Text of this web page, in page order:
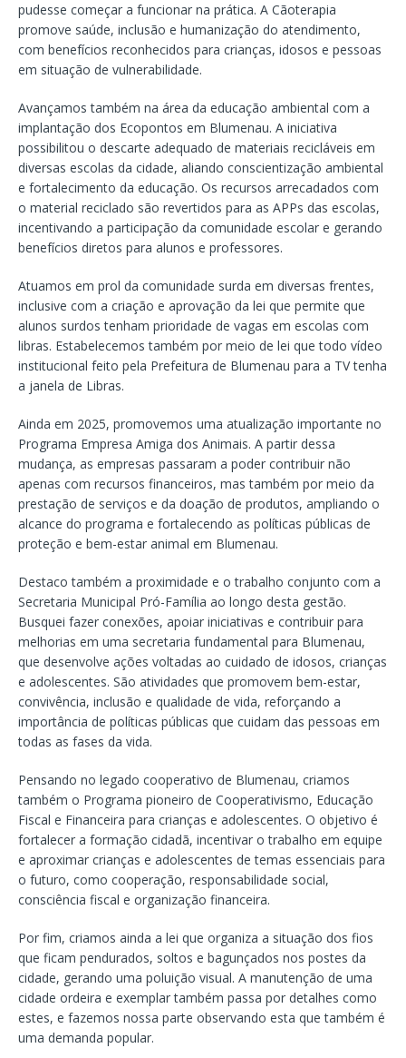
pudesse começar a funcionar na prática. A Cãoterapia
promove saúde, inclusão e humanização do atendimento,
com benefícios reconhecidos para crianças, idosos e pessoas
em situação de vulnerabilidade.
Avançamos também na área da educação ambiental com a
implantação dos Ecopontos em Blumenau. A iniciativa
possibilitou o descarte adequado de materiais recicláveis em
diversas escolas da cidade, aliando conscientização ambiental
e fortalecimento da educação. Os recursos arrecadados com
o material reciclado são revertidos para as APPs das escolas,
incentivando a participação da comunidade escolar e gerando
benefícios diretos para alunos e professores.
Atuamos em prol da comunidade surda em diversas frentes,
inclusive com a criação e aprovação da lei que permite que
alunos surdos tenham prioridade de vagas em escolas com
libras. Estabelecemos também por meio de lei que todo vídeo
institucional feito pela Prefeitura de Blumenau para a TV tenha
a janela de Libras.
Ainda em 2025, promovemos uma atualização importante no
Programa Empresa Amiga dos Animais. A partir dessa
mudança, as empresas passaram a poder contribuir não
apenas com recursos financeiros, mas também por meio da
prestação de serviços e da doação de produtos, ampliando o
alcance do programa e fortalecendo as políticas públicas de
proteção e bem-estar animal em Blumenau.
Destaco também a proximidade e o trabalho conjunto com a
Secretaria Municipal Pró-Família ao longo desta gestão.
Busquei fazer conexões, apoiar iniciativas e contribuir para
melhorias em uma secretaria fundamental para Blumenau,
que desenvolve ações voltadas ao cuidado de idosos, crianças
e adolescentes. São atividades que promovem bem-estar,
convivência, inclusão e qualidade de vida, reforçando a
importância de políticas públicas que cuidam das pessoas em
todas as fases da vida.
Pensando no legado cooperativo de Blumenau, criamos
também o Programa pioneiro de Cooperativismo, Educação
Fiscal e Financeira para crianças e adolescentes. O objetivo é
fortalecer a formação cidadã, incentivar o trabalho em equipe
e aproximar crianças e adolescentes de temas essenciais para
o futuro, como cooperação, responsabilidade social,
consciência fiscal e organização financeira.
Por fim, criamos ainda a lei que organiza a situação dos fios
que ficam pendurados, soltos e bagunçados nos postes da
cidade, gerando uma poluição visual. A manutenção de uma
cidade ordeira e exemplar também passa por detalhes como
estes, e fazemos nossa parte observando esta que também é
uma demanda popular.